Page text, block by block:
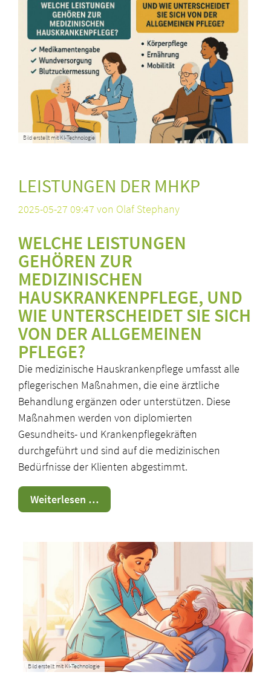
Bild erstellt mit KI-Technologie
LEISTUNGEN DER MHKP
2025-05-27 09:47 von Olaf Stephany
WELCHE LEISTUNGEN
GEHÖREN ZUR
MEDIZINISCHEN
HAUSKRANKENPFLEGE, UND
WIE UNTERSCHEIDET SIE SICH
VON DER ALLGEMEINEN
PFLEGE?
Die medizinische Hauskrankenpflege umfasst alle
pflegerischen Maßnahmen, die eine ärztliche
Behandlung ergänzen oder unterstützen. Diese
Maßnahmen werden von diplomierten
Gesundheits- und Krankenpflegekräften
durchgeführt und sind auf die medizinischen
Bedürfnisse der Klienten abgestimmt.
Weiterlesen …Leistungen
der
Bild erstellt mit KI-Technologie